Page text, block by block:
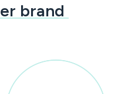
er brand